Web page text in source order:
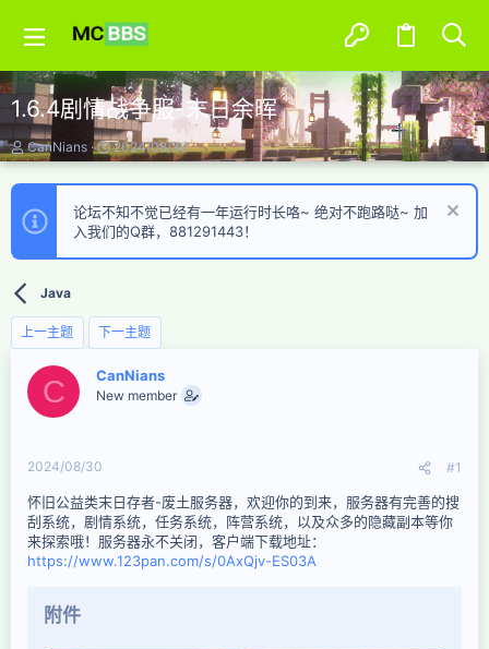
1.6.4剧情战争服-末日余晖
主
题
发
人
CanNians
开
始
时
2024/08/30
论坛不知不觉已经有一年运行时长咯~ 绝对不跑路哒~ 加
入我们的Q群，881291443！
Java
上一主题 下一主题
C CanNians
New member
2024/08/30 #1
怀旧公益类末日存者-废土服务器，欢迎你的到来，服务器有完善的搜
刮系统，剧情系统，任务系统，阵营系统，以及众多的隐藏副本等你
来探索哦！服务器永不关闭，客户端下载地址：
https://www.123pan.com/s/0AxQjv-ES03A
附件